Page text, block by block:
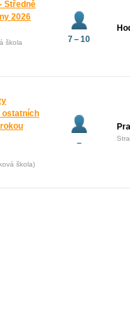
Středně
2026
škola
7 – 10
ostatních
škola)
–